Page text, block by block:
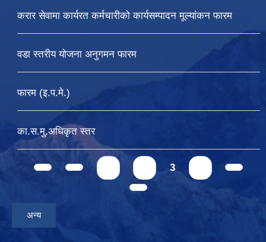
करार सेवामा कार्यरत कर्मचारीको कार्यसम्पादन मूल्यांकन फारम
वडा स्तरीय योजना अनुगमन फारम
फारम (इ.प.मे.)
का.स.मु.अधिकृत स्तर
Pages 3
अन्य